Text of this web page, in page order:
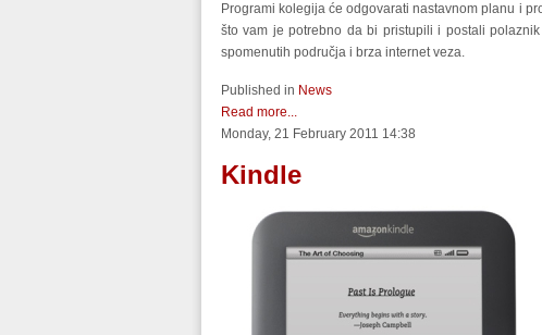
Programi kolegija će odgovarati nastavnom planu i
što vam je potrebno da bi pristupili i postali
spomenutih područja i brza internet veza.
Published in News
Read more...
Monday, 21 February 2011 14:38
Kindle